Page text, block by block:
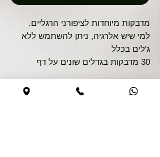
מדבקות מיוחדות לציפורני הרגליים.
למי שיש אלרגיה, ניתן להשתמש ללא
ג'לים בכלל
30 מדבקות בגדלים שונים על דף